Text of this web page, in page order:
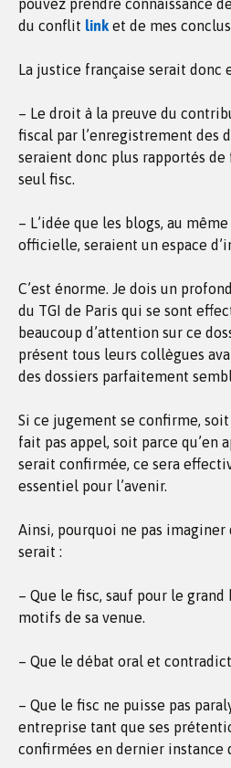
pouvez prendre connaissance
du conflit link et de mes
La justice française serait donc
– Le droit à la preuve du
fiscal par l’enregistrement des
seraient donc plus rapportés de
seul fisc.
– L’idée que les blogs, au
officielle, seraient un espace
C’est énorme. Je dois un
du TGI de Paris qui se sont
beaucoup d’attention sur ce
présent tous leurs collègues
des dossiers parfaitement
Si ce jugement se confirme,
fait pas appel, soit parce qu’en
serait confirmée, ce sera
essentiel pour l’avenir.
Ainsi, pourquoi ne pas
serait :
– Que le fisc, sauf pour le
motifs de sa venue.
– Que le débat oral et
– Que le fisc ne puisse pas
entreprise tant que ses
confirmées en dernier instance